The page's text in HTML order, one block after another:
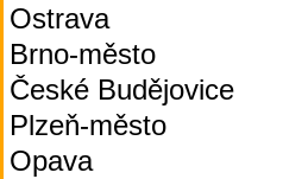
Ostrava
Brno-město
České Budějovice
Plzeň-město
Opava